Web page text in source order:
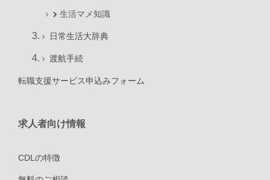
生活マメ知識
日常生活大辞典
渡航手続
転職支援サービス申込みフォーム
求人者向け情報
CDLの特徴